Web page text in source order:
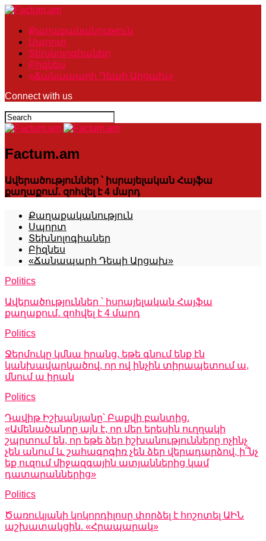
Քաղաքականություն
Սպորտ
Տեխնոլոգիաներ
Բիզնես
«Ճանապարհ Դեպի Արցախ»
Connect with us
Factum.am
Ավերածություններ ՝ իսրայելական Հայֆա
քաղաքում․ զոհվել է 4 մարդ
Քաղաքականություն
Սպորտ
Տեխնոլոգիաներ
Բիզնես
«Ճանապարհ Դեպի Արցախ»
Politics
Ավերածություններ ՝ իսրայելական Հայֆա
քաղաքում․ զոհվել է 4 մարդ
Politics
Ջերմուկը կմնա իրանց, եթե գնում ենք էն
կանխավարկածով, որ ով ինչին տիրապետում ա,
մնում ա իրան
Politics
Դավիթ Իշխանյանը՝ Բաքվի բանտից.
«Ամենածանրը այն է, որ մեր երեսին ուղղակի
շպրտում են, որ եթե ձեր իշխանությունները ոչինչ
չեն անում և շահագրգիռ չեն ձեր վերադարձով, ի՞նչ
եք ուզում միջազգային ատյաններից կամ
դատարաններից»
Politics
Ծառուկյանի կոկորդիլոսը փորձել է հոշոտել ԱԻՆ
աշխատակցին. «Հրապարակ»